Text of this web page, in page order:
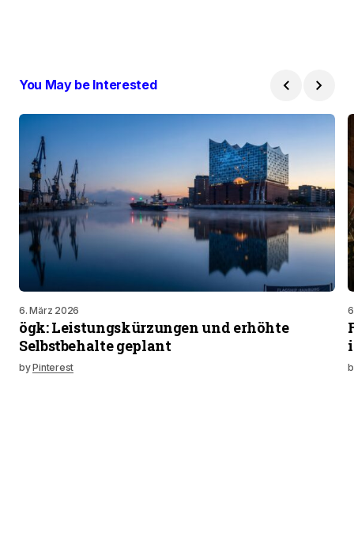
You May be Interested
6. März 2026
ögk: Leistungskürzungen und erhöhte
Selbstbehalte geplant
byPinterest